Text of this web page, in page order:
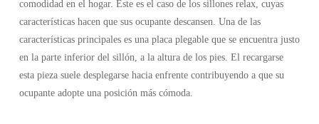
comodidad en el hogar. Este es el caso de los sillones relax, cuyas
características hacen que sus ocupante descansen. Una de las
características principales es una placa plegable que se encuentra justo
en la parte inferior del sillón, a la altura de los pies. El recargarse
esta pieza suele desplegarse hacia enfrente contribuyendo a que su
ocupante adopte una posición más cómoda.